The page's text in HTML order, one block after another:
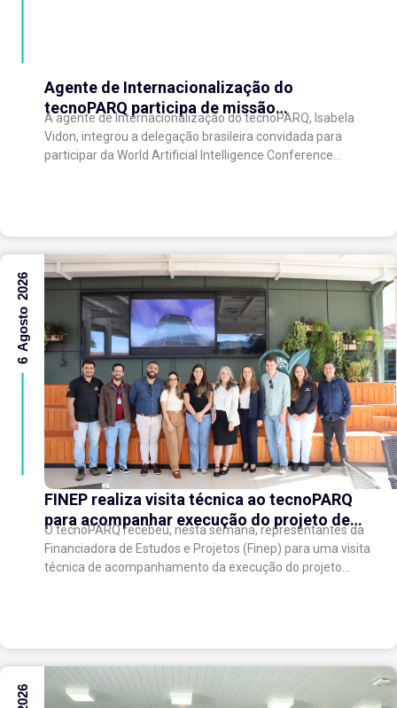
Agente de Internacionalização do
tecnoPARQ participa de missão
internacional na China e fortalece conexões
com o ecossistema de inovação
A agente de Internacionalização do tecnoPARQ, Isabela
Vidon, integrou a delegação brasileira convidada para
participar da World Artificial Intelligence Conference
FINEP realiza visita técnica ao tecnoPARQ
para acompanhar execução do projeto de
expansão do Parque Tecnológico
O tecnoPARQ recebeu, nesta semana, representantes da
Financiadora de Estudos e Projetos (Finep) para uma visita
técnica de acompanhamento da execução do projeto
6 Agosto 2026